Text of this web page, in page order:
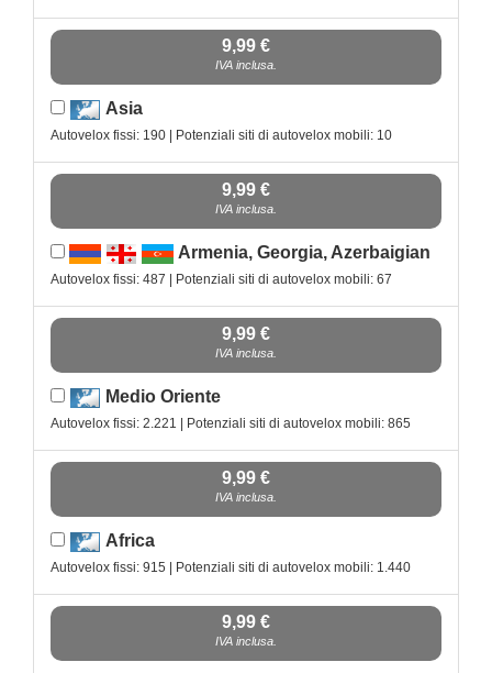
9,99 €
IVA inclusa.
Asia
Autovelox fissi: 190 | Potenziali siti di autovelox mobili: 10
9,99 €
IVA inclusa.
Armenia, Georgia, Azerbaigian
Autovelox fissi: 487 | Potenziali siti di autovelox mobili: 67
9,99 €
IVA inclusa.
Medio Oriente
Autovelox fissi: 2.221 | Potenziali siti di autovelox mobili: 865
9,99 €
IVA inclusa.
Africa
Autovelox fissi: 915 | Potenziali siti di autovelox mobili: 1.440
9,99 €
IVA inclusa.